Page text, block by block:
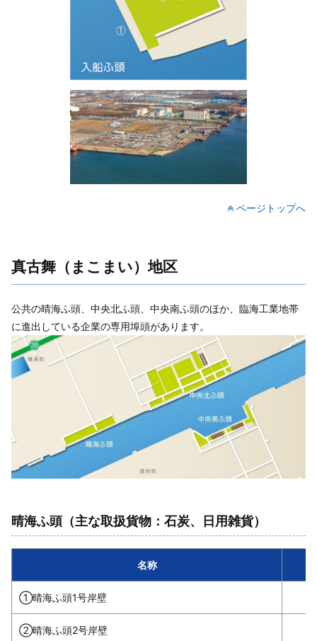
ページトップへ
真古舞（まこまい）地区
公共の晴海ふ頭、中央北ふ頭、中央南ふ頭のほか、臨海工業地帯
に進出している企業の専用埠頭があります。
晴海ふ頭（主な取扱貨物：石炭、日用雑貨）
名称
①晴海ふ頭1号岸壁
②晴海ふ頭2号岸壁